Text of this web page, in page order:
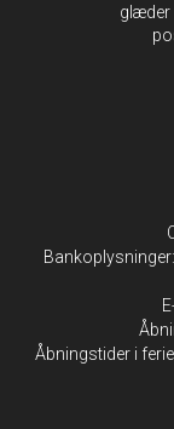
glæder
Åbningstider i